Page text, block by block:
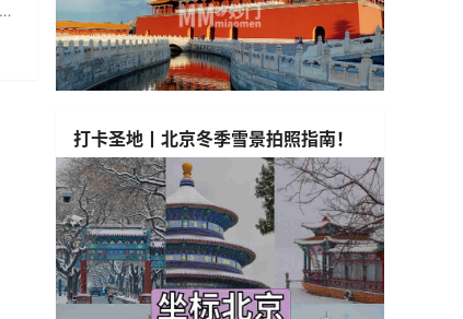
打卡圣地丨北京冬季雪景拍照指南！